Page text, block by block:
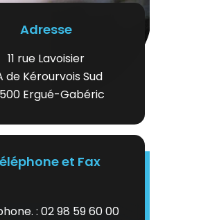
Adresse
11 rue Lavoisier
de Kérourvois Sud
Ergué-Gabéric
et Fax
: 02 98 59 60 00